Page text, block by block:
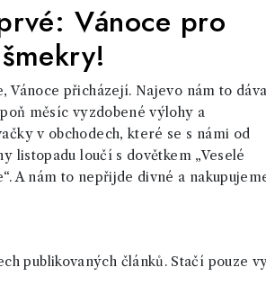
Vánoce pro
Vánoce přicházejí. Najevo nám to
měsíc vyzdobené výlohy a
v obchodech, které se s námi od
listopadu loučí s dovětkem „Veselé
A nám to nepřijde divné a
publikovaných článků. Stačí pouze